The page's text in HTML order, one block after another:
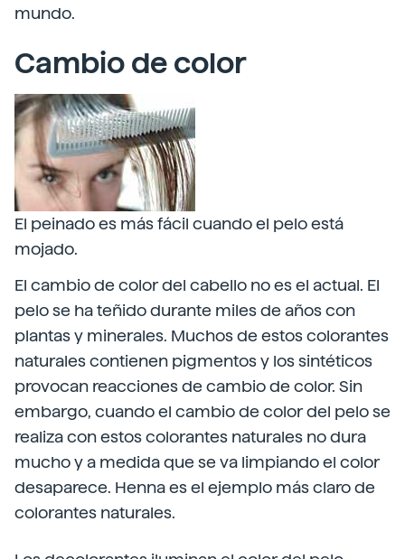
mundo.
Cambio de color
El peinado es más fácil cuando el pelo está
mojado.
El cambio de color del cabello no es el actual. El
pelo se ha teñido durante miles de años con
plantas y minerales. Muchos de estos colorantes
naturales contienen pigmentos y los sintéticos
provocan reacciones de cambio de color. Sin
embargo, cuando el cambio de color del pelo se
realiza con estos colorantes naturales no dura
mucho y a medida que se va limpiando el color
desaparece. Henna es el ejemplo más claro de
colorantes naturales.